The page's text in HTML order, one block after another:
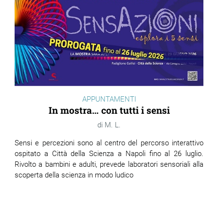
APPUNTAMENTI
In mostra… con tutti i sensi
M. L.
Sensi e percezioni sono al centro del percorso interattivo
ospitato a Città della Scienza a Napoli fino al 26 luglio.
Rivolto a bambini e adulti, prevede laboratori sensoriali alla
scoperta della scienza in modo ludico